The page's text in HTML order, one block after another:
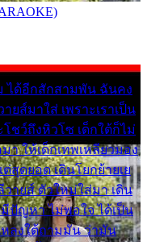
ได้อีกสักสามพัน ฉันคง
ยส์มาใส่ เพราะเราเป็น
โชว์ถึงหิวโซ เด็กใต้ก็ไม่
ให้เด็กเทพเหลียวมอง
สุดยอด เดินโยกย้ายเย
ายส์ ตัวใหม่ใส่มา เดิน
ปัญหา ไม่พอใจ ได้เป็น
ลงใต้ถามมัน ว่ามัน